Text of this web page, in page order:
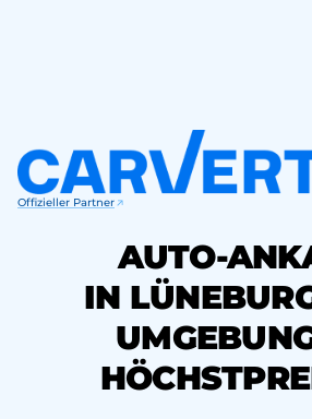
Offizieller Partner
AUTO-
IN